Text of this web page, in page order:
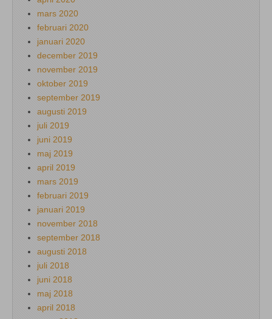
mars 2020
februari 2020
januari 2020
december 2019
november 2019
oktober 2019
september 2019
augusti 2019
juli 2019
juni 2019
maj 2019
april 2019
mars 2019
februari 2019
januari 2019
november 2018
september 2018
augusti 2018
juli 2018
juni 2018
maj 2018
april 2018